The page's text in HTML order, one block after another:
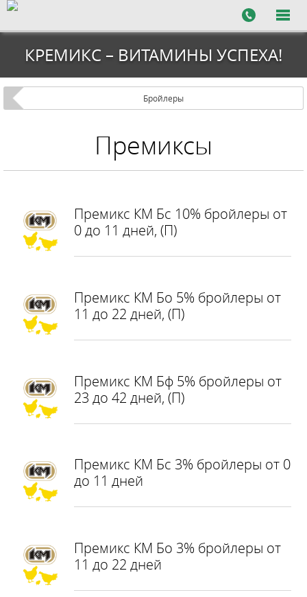
КРЕМИКС – ВИТАМИНЫ УСПЕХА!
Бройлеры
Премиксы
Премикс КМ Бс 10% бройлеры от
0 до 11 дней, (П)
Премикс КМ Бо 5% бройлеры от
11 до 22 дней, (П)
Премикс КМ Бф 5% бройлеры от
23 до 42 дней, (П)
Премикс КМ Бс 3% бройлеры от 0
до 11 дней
Премикс КМ Бо 3% бройлеры от
11 до 22 дней